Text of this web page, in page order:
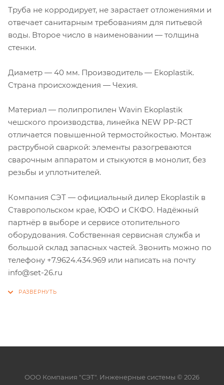
Труба не корродирует, не зарастает отложениями и
отвечает санитарным требованиям для питьевой
воды. Второе число в наименовании — толщина
стенки.
Диаметр — 40 мм. Производитель — Ekoplastik.
Страна происхождения — Чехия.
Материал — полипропилен Wavin Ekoplastik
чешского производства, линейка NEW PP-RCT
отличается повышенной термостойкостью. Монтаж
раструбной сваркой: элементы разогреваются
сварочным аппаратом и стыкуются в монолит, без
резьбы и уплотнителей.
Компания СЭТ — официальный дилер Ekoplastik в
Ставропольском крае, ЮФО и СКФО. Надёжный
партнёр в выборе и сервисе отопительного
оборудования. Собственная сервисная служба и
большой склад запасных частей. Звонить можно по
телефону +7.9624.434.969 или написать на почту
info@set-26.ru
ООО Компания "СЭТ". Инженерные системы © 2026